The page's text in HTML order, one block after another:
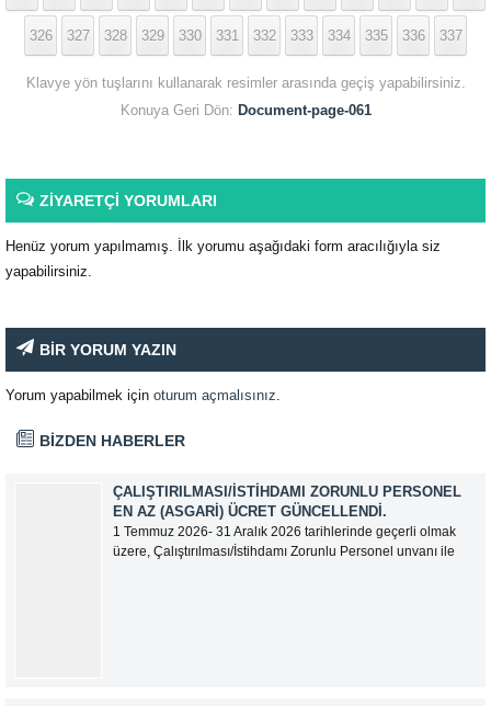
326 327 328 329 330 331 332 333 334 335 336 337
Klavye yön tuşlarını kullanarak resimler arasında geçiş yapabilirsiniz.
Konuya Geri Dön: Document-page-061
ZİYARETÇİ YORUMLARI
Henüz yorum yapılmamış. İlk yorumu aşağıdaki form aracılığıyla siz
yapabilirsiniz.
BİR YORUM YAZIN
Yorum yapabilmek için oturum açmalısınız
BİZDEN HABERLER
ÇALIŞTIRILMASI/İSTIHDAMI ZORUNLU PERSONEL
EN AZ (ASGARI) ÜCRET GÜNCELLENDI.
1 Temmuz 2026- 31 Aralık 2026 tarihlerinde geçerli olmak
üzere, Çalıştırılması/İstihdamı Zorunlu Personel unvanı ile